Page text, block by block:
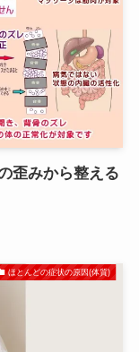
歪みから整える
ほとんどの症状の原因(体質)